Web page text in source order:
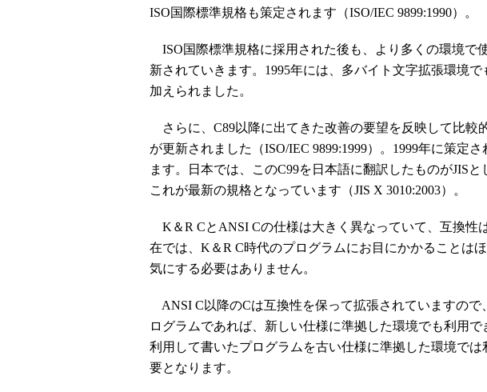
ISO国際標準規格も策定されます（ISO/IEC 9899:1990）。
ISO国際標準規格に採用された後も、より多くの環境で
新されていきます。1995年には、多バイト文字拡張環境
加えられました。
さらに、C89以降に出てきた改善の要望を反映して比較
が更新されました（ISO/IEC 9899:1999）。1999年に策定
ます。日本では、このC99を日本語に翻訳したものがJISと
これが最新の規格となっています（JIS X 3010:2003）。
K＆R CとANSI Cの仕様は大きく異なっていて、互換性
在では、K＆R C時代のプログラムにお目にかかることは
気にする必要はありません。
ANSI C以降のCは互換性を保って拡張されていますので
ログラムであれば、新しい仕様に準拠した環境でも利用
利用して書いたプログラムを古い仕様に準拠した環境で
要となります。